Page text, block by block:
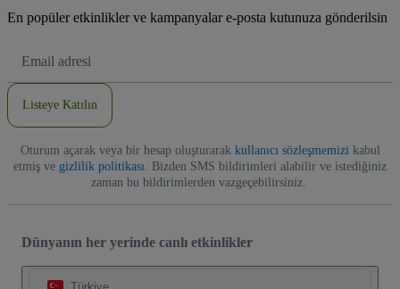
En popüler etkinlikler ve kampanyalar e-posta kutunuza gönderilsin
posta
Listeye Katılın
Oturum açarak veya bir hesap oluşturarak kullanıcı sözleşmemizikabul
etmiş ve gizlilik politikası. Bizden SMS bildirimleri alabilir ve istediğiniz
zaman bu bildirimlerden vazgeçebilirsiniz.
Dünyanın her yerinde canlı etkinlikler